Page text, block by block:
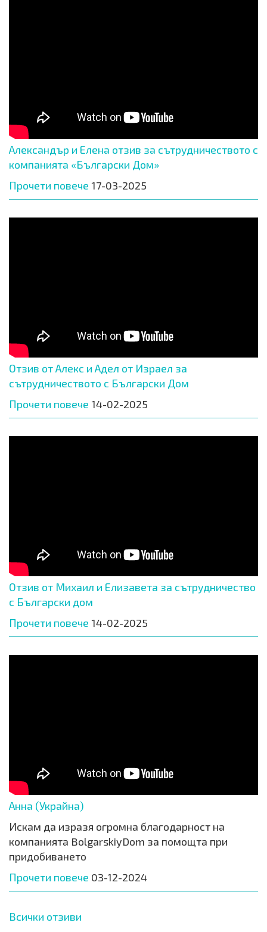
Александър и Елена отзив за сътрудничеството с
компанията «Български Дом»
Прочети повече 17-03-2025
Отзив от Алекс и Адел от Израел за
сътрудничеството с Български Дом
Прочети повече 14-02-2025
Отзив от Михаил и Елизавета за сътрудничество
с Български дом
Прочети повече 14-02-2025
Анна (Украйна)
Искам да изразя огромна благодарност на
компанията BolgarskiyDom за помощта при
придобиването
Прочети повече 03-12-2024
Всички отзиви